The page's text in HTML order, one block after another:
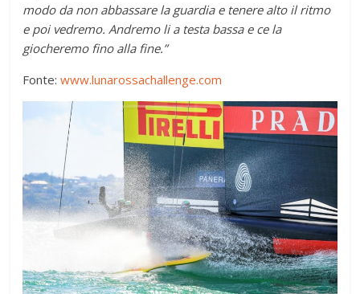
modo da non abbassare la guardia e tenere alto il ritmo
e poi vedremo. Andremo li a testa bassa e ce la
giocheremo fino alla fine.”
Fonte:www.lunarossachallenge.com